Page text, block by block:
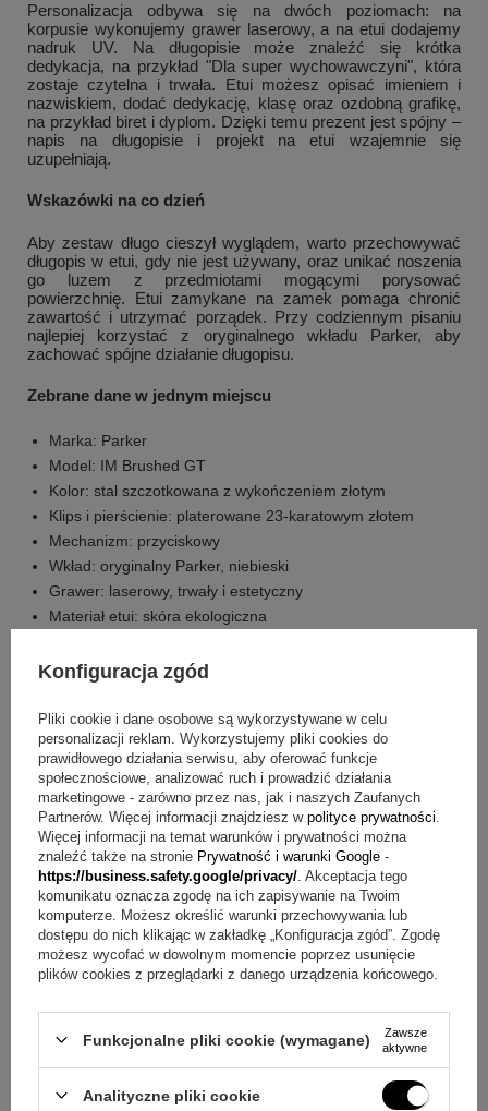
Personalizacja odbywa się na dwóch poziomach: na
korpusie wykonujemy grawer laserowy, a na etui dodajemy
nadruk UV. Na długopisie może znaleźć się krótka
dedykacja, na przykład "Dla super wychowawczyni", która
zostaje czytelna i trwała. Etui możesz opisać imieniem i
nazwiskiem, dodać dedykację, klasę oraz ozdobną grafikę,
na przykład biret i dyplom. Dzięki temu prezent jest spójny –
napis na długopisie i projekt na etui wzajemnie się
uzupełniają.
Wskazówki na co dzień
Aby zestaw długo cieszył wyglądem, warto przechowywać
długopis w etui, gdy nie jest używany, oraz unikać noszenia
go luzem z przedmiotami mogącymi porysować
powierzchnię. Etui zamykane na zamek pomaga chronić
zawartość i utrzymać porządek. Przy codziennym pisaniu
najlepiej korzystać z oryginalnego wkładu Parker, aby
zachować spójne działanie długopisu.
Zebrane dane w jednym miejscu
Marka: Parker
Model: IM Brushed GT
Kolor: stal szczotkowana z wykończeniem złotym
Klips i pierścienie: platerowane 23-karatowym złotem
Mechanizm: przyciskowy
Wkład: oryginalny Parker, niebieski
Grawer: laserowy, trwały i estetyczny
Materiał etui: skóra ekologiczna
Technika personalizacji etui: nadruk UV
ozdobna grafika (np. biret i dyplom)
Wymiary etui: 16 x 3,8 cm
W zestawie znajdują się następujące elementy
Długopis Parker IM Brushed GT z grawerem
Personalizowany nadruk UV na etui
Wkład Parker (niebieski)
Etui z eko skóry, zamykane na zamek
Opakowanie prezentowe
Pytania przed zakupem o nadruk UV na etui
Odpowiedź:Na korpusie wykonywany jest grawer
laserowy, dzięki czemu napis jest trwały i czytelny.
Pytanie:Jakie informacje można umieścić na etui?
Konfiguracja zgód
Pliki cookie i dane osobowe są wykorzystywane w celu
personalizacji reklam. Wykorzystujemy pliki cookies do
prawidłowego działania serwisu, aby oferować funkcje
społecznościowe, analizować ruch i prowadzić działania
marketingowe - zarówno przez nas, jak i naszych Zaufanych
Partnerów. Więcej informacji znajdziesz w polityce prywatności
Więcej informacji na temat warunków i prywatności można
znaleźć także na stronie Prywatność i warunki Google -
https://business.safety.google/privacy/ . Akceptacja tego
komunikatu oznacza zgodę na ich zapisywanie na Twoim
komputerze. Możesz określić warunki przechowywania lub
dostępu do nich klikając w zakładkę „Konfiguracja zgód”. Zgodę
możesz wycofać w dowolnym momencie poprzez usunięcie
plików cookies z przeglądarki z danego urządzenia końcowego.
Funkcjonalne pliki cookie (wymagane)
Zawsze
aktywne
Analityczne pliki cookie